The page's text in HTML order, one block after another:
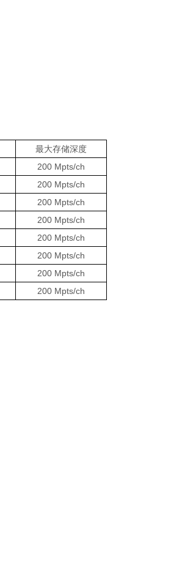
最大存储深度
200 Mpts/ch
200 Mpts/ch
200 Mpts/ch
200 Mpts/ch
200 Mpts/ch
200 Mpts/ch
200 Mpts/ch
200 Mpts/ch